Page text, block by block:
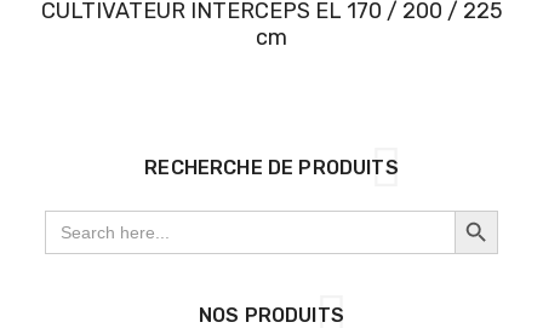
CULTIVATEUR INTERCEPS EL 170 / 200 / 225
cm
RECHERCHE DE PRODUITS
Search
for:
SEARCH BUTTON
NOS PRODUITS